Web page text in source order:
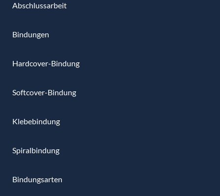
Abschlussarbeit
Bindungen
Hardcover-Bindung
Softcover-Bindung
Klebebindung
Spiralbindung
Bindungsarten